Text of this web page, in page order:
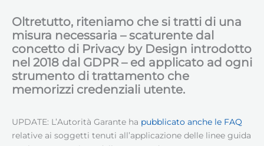
Oltretutto, riteniamo che si tratti di una
misura necessaria – scaturente dal
concetto di Privacy by Design introdotto
nel 2018 dal GDPR – ed applicato ad ogni
strumento di trattamento che
memorizzi credenziali utente.
UPDATE: L’Autorità Garante ha pubblicato anche le FAQ
relative ai soggetti tenuti all’applicazione delle linee guida